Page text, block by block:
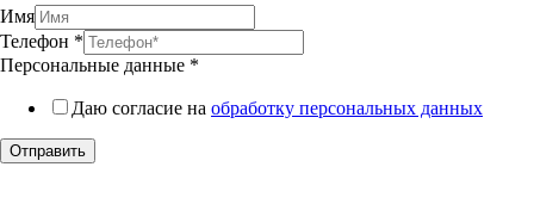
Имя
Телефон *
Персональные данные *
Даю согласие на обработку персональных данных
Отправить